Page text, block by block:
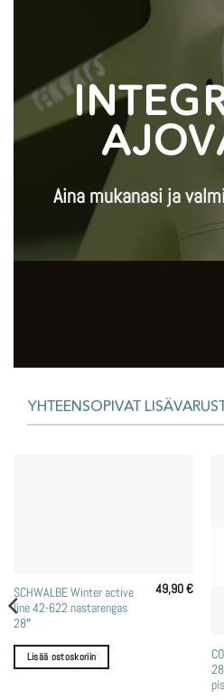
Aina mukanasi ja
YHTEENSOPIVAT
SCHWALBE Winter active
line 42-622 nastarengas
28″
49,90€
Lisää ostoskoriin